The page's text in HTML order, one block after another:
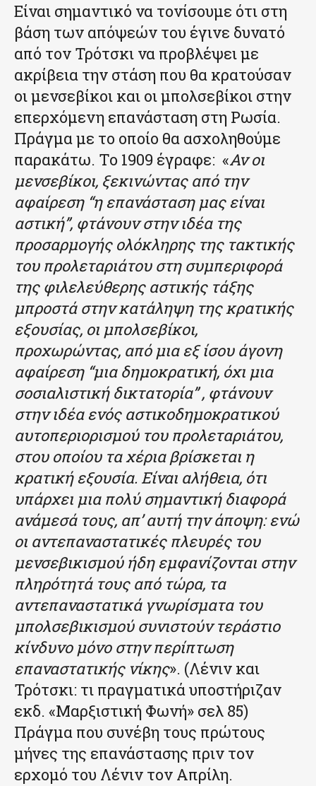
Είναι σημαντικό να τονίσουμε ότι στη
βάση των απόψεών του έγινε δυνατό
από τον Τρότσκι να προβλέψει με
ακρίβεια την στάση που θα κρατούσαν
οι μενσεβίκοι και οι μπολσεβίκοι στην
επερχόμενη επανάσταση στη Ρωσία.
Πράγμα με το οποίο θα ασχοληθούμε
παρακάτω. Το 1909 έγραφε: «Αν οι
μενσεβίκοι, ξεκινώντας από την
αφαίρεση “η επανάσταση μας είναι
αστική”, φτάνουν στην ιδέα της
προσαρμογής ολόκληρης της τακτικής
του προλεταριάτου στη συμπεριφορά
της φιλελεύθερης αστικής τάξης
μπροστά στην κατάληψη της κρατικής
εξουσίας, οι μπολσεβίκοι,
προχωρώντας, από μια εξ ίσου άγονη
αφαίρεση “μια δημοκρατική, όχι μια
σοσιαλιστική δικτατορία” , φτάνουν
στην ιδέα ενός αστικοδημοκρατικού
αυτοπεριορισμού του προλεταριάτου,
στου οποίου τα χέρια βρίσκεται η
κρατική εξουσία. Είναι αλήθεια, ότι
υπάρχει μια πολύ σημαντική διαφορά
ανάμεσά τους, απ’ αυτή την άποψη: ενώ
οι αντεπαναστατικές πλευρές του
μενσεβικισμού ήδη εμφανίζονται στην
πληρότητά τους από τώρα, τα
αντεπαναστατικά γνωρίσματα του
μπολσεβικισμού συνιστούν τεράστιο
κίνδυνο μόνο στην περίπτωση
επαναστατικής νίκης». (Λένιν και
Τρότσκι: τι πραγματικά υποστήριζαν
εκδ. «Μαρξιστική Φωνή» σελ 85)
Πράγμα που συνέβη τους πρώτους
μήνες της επανάστασης πριν τον
ερχομό του Λένιν τον Απρίλη.